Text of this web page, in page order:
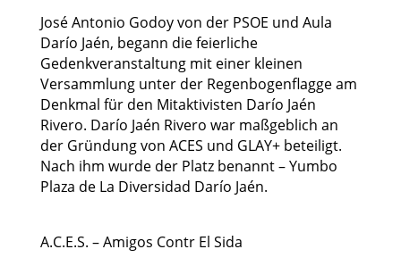
José Antonio Godoy von der PSOE und Aula
Darío Jaén, begann die feierliche
Gedenkveranstaltung mit einer kleinen
Versammlung unter der Regenbogenflagge am
Denkmal für den Mitaktivisten Darío Jaén
Rivero. Darío Jaén Rivero war maßgeblich an
der Gründung von ACES und GLAY+ beteiligt.
Nach ihm wurde der Platz benannt – Yumbo
Plaza de La Diversidad Darío Jaén.
A.C.E.S. – Amigos Contr El Sida